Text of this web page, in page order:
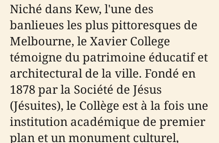
Niché dans Kew, l'une des
banlieues les plus pittoresques de
Melbourne, le Xavier College
témoigne du patrimoine éducatif et
architectural de la ville. Fondé en
1878 par la Société de Jésus
(Jésuites), le Collège est à la fois une
institution académique de premier
plan et un monument culturel,